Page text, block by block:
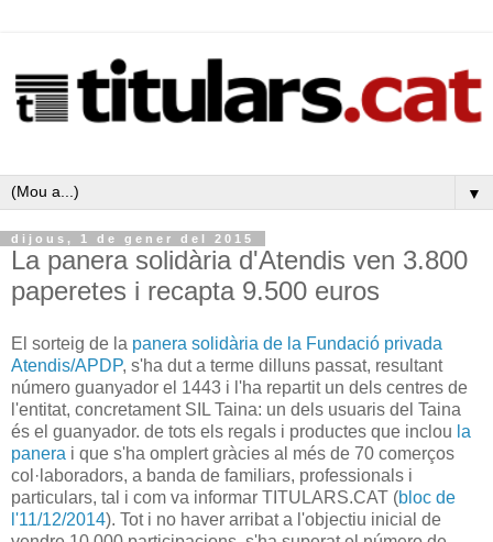
▼
dijous, 1 de gener del 2015
La panera solidària d'Atendis ven 3.800
paperetes i recapta 9.500 euros
El sorteig de la panera solidària de la Fundació privada
Atendis/APDP, s'ha dut a terme dilluns passat, resultant
número guanyador el 1443 i l'ha repartit un dels centres de
l'entitat, concretament SIL Taina: un dels usuaris del Taina
és el guanyador. de tots els regals i productes que inclou la
panera i que s'ha omplert gràcies al més de 70 comerços
col·laboradors, a banda de familiars, professionals i
particulars, tal i com va informar TITULARS.CAT (bloc de
l'11/12/2014). Tot i no haver arribat a l'objectiu inicial de